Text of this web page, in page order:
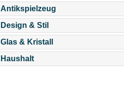
Antikspielzeug
Design & Stil
Glas & Kristall
Haushalt